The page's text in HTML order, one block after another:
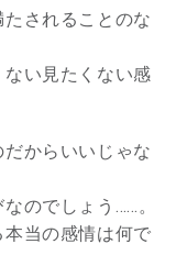
されることのな
い見たくない感
だからいいじゃな
のでしょう……。
当の感情は何で